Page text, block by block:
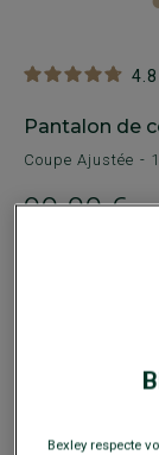
4.8
Pantalon de
Coupe Ajustée -
99,00 €
Le 2e
Payez
COULEURS
Bexley respecte